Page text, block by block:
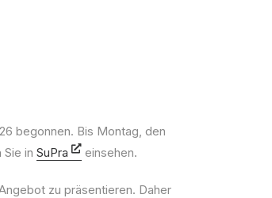
begonnen. Bis Montag, den
Sie inSuPra einsehen.
zu präsentieren. Daher